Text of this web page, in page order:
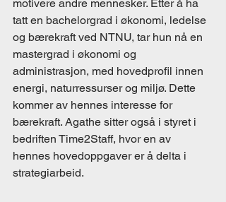
motivere andre mennesker. Etter å ha
tatt en bachelorgrad i økonomi, ledelse
og bærekraft ved NTNU, tar hun nå en
mastergrad i økonomi og
administrasjon, med hovedprofil innen
energi, naturressurser og miljø. Dette
kommer av hennes interesse for
bærekraft. Agathe sitter også i styret i
bedriften Time2Staff, hvor en av
hennes hovedoppgaver er å delta i
strategiarbeid.